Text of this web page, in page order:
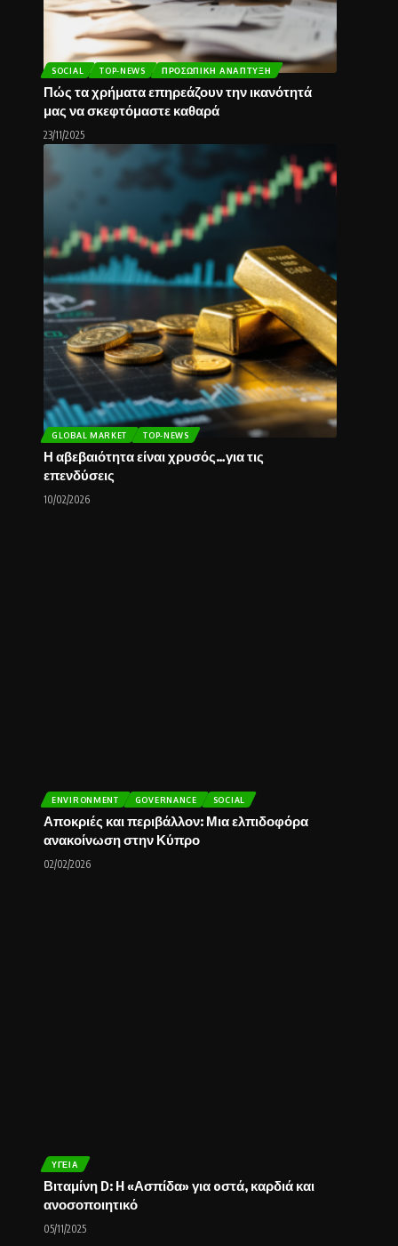
SOCIAL TOP-NEWS ΠΡΟΣΩΠΙΚΉ ΑΝΆΠΤΥΞΗ
Πώς τα χρήματα επηρεάζουν την ικανότητά
μας να σκεφτόμαστε καθαρά
23/11/2025
GLOBAL MARKET TOP-NEWS
Η αβεβαιότητα είναι χρυσός…για τις
επενδύσεις
10/02/2026
ENVIRONMENT GOVERNANCE SOCIAL
Αποκριές και περιβάλλον: Μια ελπιδοφόρα
ανακοίνωση στην Κύπρο
02/02/2026
ΥΓΕΊΑ
Βιταμίνη D: H «Ασπίδα» για oστά, καρδιά και
ανοσοποιητικό
05/11/2025